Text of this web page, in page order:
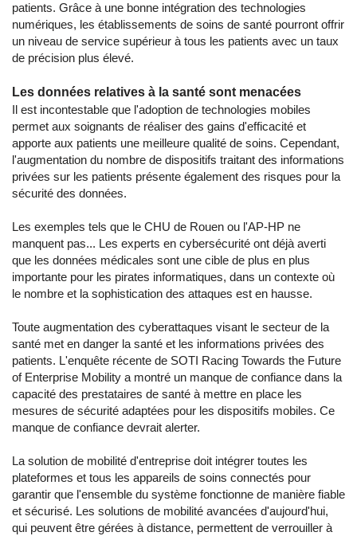
patients. Grâce à une bonne intégration des technologies
numériques, les établissements de soins de santé pourront offrir
un niveau de service supérieur à tous les patients avec un taux
de précision plus élevé.
Les données relatives à la santé sont menacées
Il est incontestable que l'adoption de technologies mobiles
permet aux soignants de réaliser des gains d'efficacité et
apporte aux patients une meilleure qualité de soins. Cependant,
l'augmentation du nombre de dispositifs traitant des informations
privées sur les patients présente également des risques pour la
sécurité des données.
Les exemples tels que le CHU de Rouen ou l'AP-HP ne
manquent pas... Les experts en cybersécurité ont déjà averti
que les données médicales sont une cible de plus en plus
importante pour les pirates informatiques, dans un contexte où
le nombre et la sophistication des attaques est en hausse.
Toute augmentation des cyberattaques visant le secteur de la
santé met en danger la santé et les informations privées des
patients. L'enquête récente de SOTI Racing Towards the Future
of Enterprise Mobility a montré un manque de confiance dans la
capacité des prestataires de santé à mettre en place les
mesures de sécurité adaptées pour les dispositifs mobiles. Ce
manque de confiance devrait alerter.
La solution de mobilité d'entreprise doit intégrer toutes les
plateformes et tous les appareils de soins connectés pour
garantir que l'ensemble du système fonctionne de manière fiable
et sécurisé. Les solutions de mobilité avancées d'aujourd'hui,
qui peuvent être gérées à distance, permettent de verrouiller à